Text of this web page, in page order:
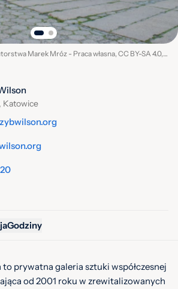
Źródło / autor zdjęcia: Autorstwa Marek Mróz - Praca własna, CC BY-SA 4.0, https://commons.wikimedia.org/w/index.php?curid=92397516
Katowice
Godziny
prywatna galeria sztuki współczesnej
od 2001 roku w zrewitalizowanych